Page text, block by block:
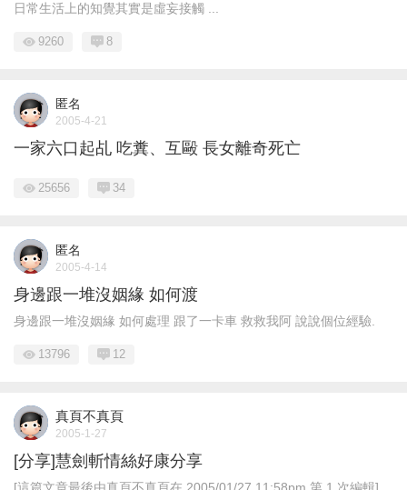
日常生活上的知覺其實是虛妄接觸 ...
9260 8
匿名
2005-4-21
一家六口起乩 吃糞、互毆 長女離奇死亡
25656 34
匿名
2005-4-14
身邊跟一堆沒姻緣 如何渡
身邊跟一堆沒姻緣 如何處理 跟了一卡車 救救我阿 說說個位經驗.
13796 12
真頁不真頁
2005-1-27
[分享]慧劍斬情絲好康分享